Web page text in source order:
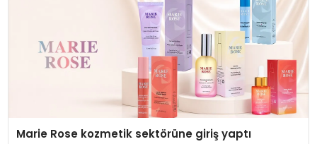
Marie Rose kozmetik sektörüne giriş yaptı